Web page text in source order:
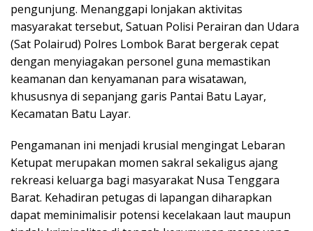
pengunjung. Menanggapi lonjakan aktivitas
masyarakat tersebut, Satuan Polisi Perairan dan Udara
(Sat Polairud) Polres Lombok Barat bergerak cepat
dengan menyiagakan personel guna memastikan
keamanan dan kenyamanan para wisatawan,
khususnya di sepanjang garis Pantai Batu Layar,
Kecamatan Batu Layar.
Pengamanan ini menjadi krusial mengingat Lebaran
Ketupat merupakan momen sakral sekaligus ajang
rekreasi keluarga bagi masyarakat Nusa Tenggara
Barat. Kehadiran petugas di lapangan diharapkan
dapat meminimalisir potensi kecelakaan laut maupun